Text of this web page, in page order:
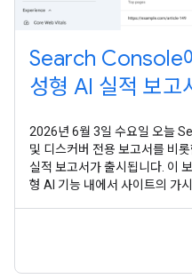
Search Console
성형 AI 실적 보고
2026년 6월 3일 수요일 오늘
및 디스커버 전용 보고서를 비
실적 보고서가 출시됩니다. 이
형 AI 기능 내에서 사이트의 가